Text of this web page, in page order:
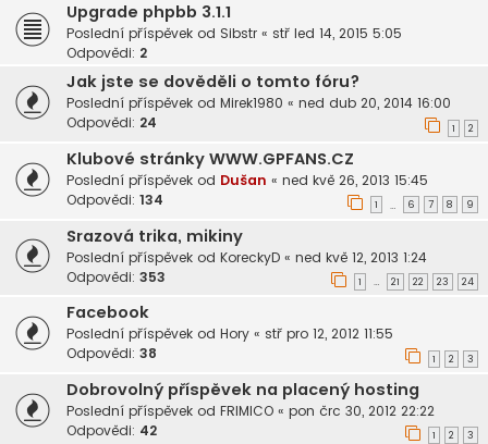
Upgrade phpbb 3.1.1
Poslední příspěvek od Sibstr « stř led 14, 2015 5:05
Odpovědi: 2
Jak jste se dověděli o tomto fóru?
Poslední příspěvek od Mirek1980 « ned dub 20, 2014 16:00
Odpovědi: 24 1 2
Klubové stránky WWW.GPFANS.CZ
Poslední příspěvek od Dušan « ned kvě 26, 2013 15:45
Odpovědi: 134 1 … 6 7 8 9
Srazová trika, mikiny
Poslední příspěvek od KoreckyD « ned kvě 12, 2013 1:24
Odpovědi: 353 1 … 21 22 23 24
Facebook
Poslední příspěvek od Hory « stř pro 12, 2012 11:55
Odpovědi: 38 1 2 3
Dobrovolný příspěvek na placený hosting
Poslední příspěvek od FRIMICO « pon črc 30, 2012 22:22
Odpovědi: 42 1 2 3